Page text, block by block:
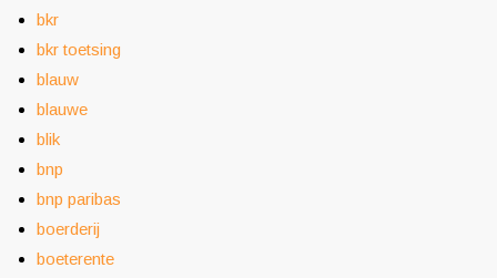
bkr
bkr toetsing
blauw
blauwe
blik
bnp
bnp paribas
boerderij
boeterente